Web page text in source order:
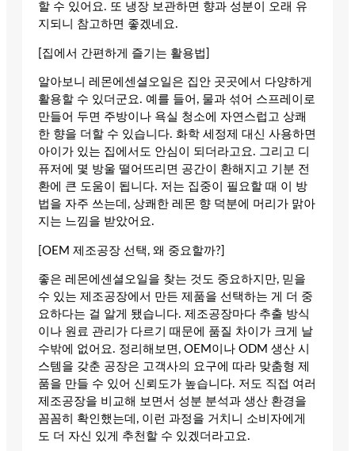
할 수 있어요. 또 냉장 보관하면 향과 성분이 오래 유
지되니 참고하면 좋겠네요.
[집에서 간편하게 즐기는 활용법]
알아보니 레몬에센셜오일은 집안 곳곳에서 다양하게
활용할 수 있더군요. 예를 들어, 물과 섞어 스프레이로
만들어 두면 주방이나 욕실 청소에 자연스럽고 상쾌
한 향을 더할 수 있습니다. 화학 세정제 대신 사용하면
아이가 있는 집에서도 안심이 되더라고요. 그리고 디
퓨저에 몇 방울 떨어뜨리면 공간이 환해지고 기분 전
환에 큰 도움이 됩니다. 저는 집중이 필요할 때 이 방
법을 자주 쓰는데, 상쾌한 레몬 향 덕분에 머리가 맑아
지는 느낌을 받았어요.
[OEM 제조공장 선택, 왜 중요할까?]
좋은 레몬에센셜오일을 찾는 것도 중요하지만, 믿을
수 있는 제조공장에서 만든 제품을 선택하는 게 더 중
요하다는 걸 알게 됐습니다. 제조공장마다 추출 방식
이나 원료 관리가 다르기 때문에 품질 차이가 크게 날
수밖에 없어요. 정리해보면, OEM이나 ODM 생산 시
스템을 갖춘 공장은 고객사의 요구에 따라 맞춤형 제
품을 만들 수 있어 신뢰도가 높습니다. 저도 직접 여러
제조공장을 비교해 보면서 성분 분석과 생산 환경을
꼼꼼히 확인했는데, 이런 과정을 거치니 소비자에게
도 더 자신 있게 추천할 수 있겠더라고요.